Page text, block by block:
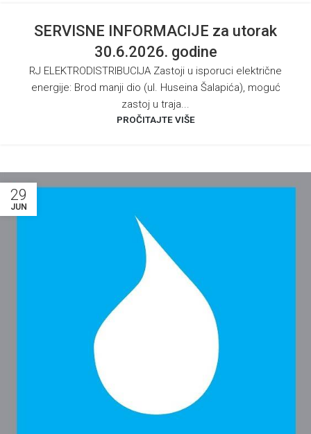
SERVISNE INFORMACIJE za utorak
30.6.2026. godine
RJ ELEKTRODISTRIBUCIJA Zastoji u isporuci električne
energije: Brod manji dio (ul. Huseina Šalapića), moguć
zastoj u traja...
PROČITAJTE VIŠE
29
JUN